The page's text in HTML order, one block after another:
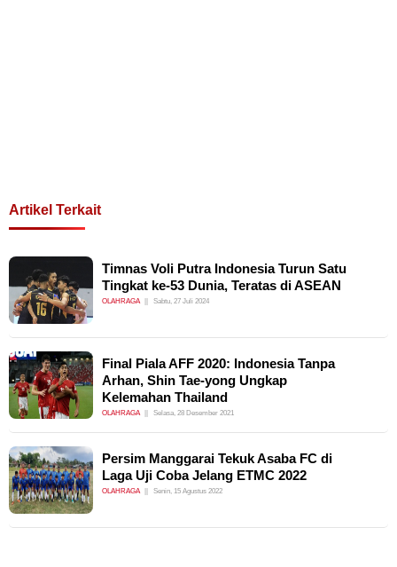
Artikel Terkait
Timnas Voli Putra Indonesia Turun Satu
Tingkat ke-53 Dunia, Teratas di ASEAN
OLAHRAGA Sabtu, 27 Juli 2024
Final Piala AFF 2020: Indonesia Tanpa
Arhan, Shin Tae-yong Ungkap
Kelemahan Thailand
OLAHRAGA Selasa, 28 Desember 2021
Persim Manggarai Tekuk Asaba FC di
Laga Uji Coba Jelang ETMC 2022
OLAHRAGA Senin, 15 Agustus 2022